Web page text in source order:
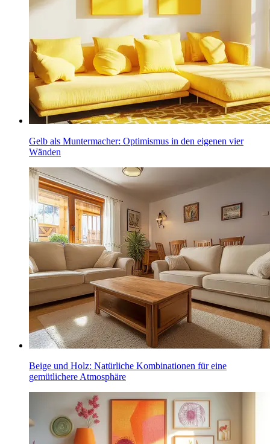
Gelb als Muntermacher: Optimismus in den eigenen vier
Wänden
Beige und Holz: Natürliche Kombinationen für eine
gemütlichere Atmosphäre